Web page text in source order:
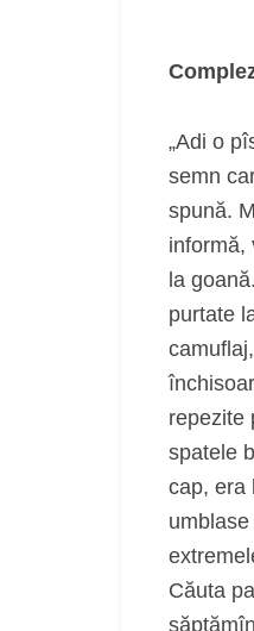
„Adi o
semn
spună.
informă,
la
purtate
repezite
spatele
cap, era
Căuta